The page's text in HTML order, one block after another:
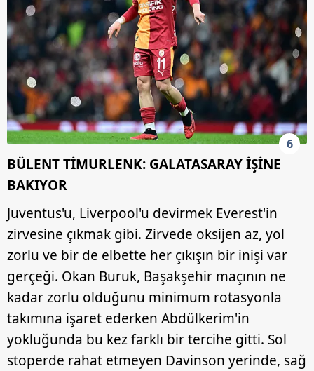
6
BÜLENT TİMURLENK: GALATASARAY İŞİNE
BAKIYOR
Juventus'u, Liverpool'u devirmek Everest'in
zirvesine çıkmak gibi. Zirvede oksijen az, yol
zorlu ve bir de elbette her çıkışın bir inişi var
gerçeği. Okan Buruk, Başakşehir maçının ne
kadar zorlu olduğunu minimum rotasyonla
takımına işaret ederken Abdülkerim'in
yokluğunda bu kez farklı bir tercihe gitti. Sol
stoperde rahat etmeyen Davinson yerinde, sağ